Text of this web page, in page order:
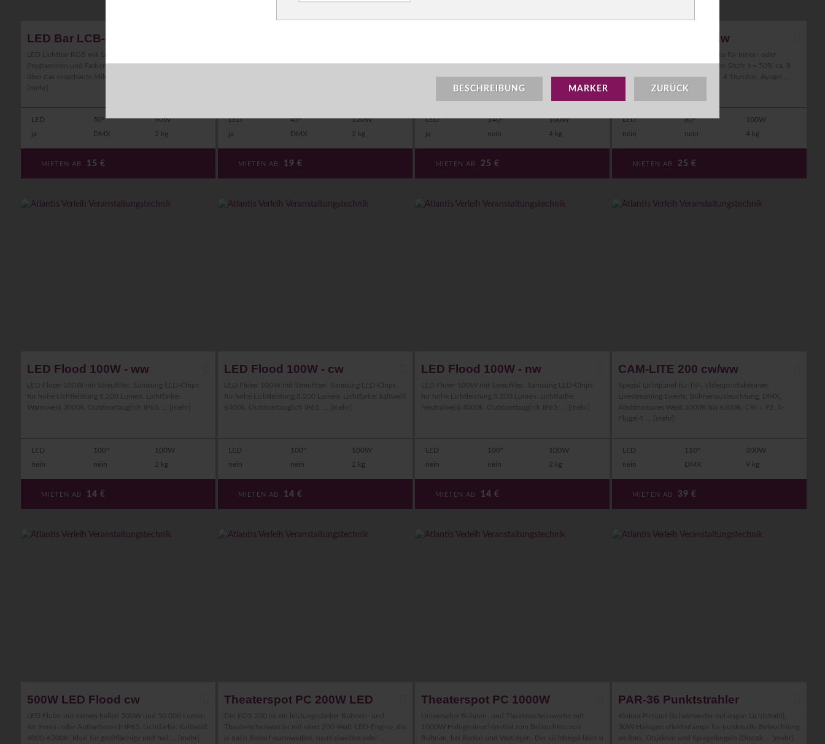
BESCHREIBUNG MARKER ZURÜCK
LED Bar LCB-252
LED Lichtbar RGB mit 1m Länge mit verschiedenen
Programmen und Farben. Reagiert auf Sound (Basstakt)
über das eingebaute Mikrofon. Steuerung: interne ...
[mehr]
LED 50°
90W
ja
DMX 2 kg
MIETEN AB 15 €
Highpower LEDs. Steuerung: per DMX512,
LED 45°
120W
ja
DMX 2 kg
MIETEN AB 19 €
Abstrahlwinkel: 120° Flood. Sehr kompakt und wenig
Gewicht. Farbe, Farbwechsel sind über Fernbedienun ...
LED 140°
100W
ja
nein 4 kg
MIETEN AB 25 €
Akku Flood 30W cw
Weißer LED Fluter 30W mit Akku für Innen- oder
Außenbereich IP65.|Leuchtdauer: Stufe II = 50% ca. 8
Stunden und Stufe I = 100% ca. 4 Stunden. Ausgel ...
LED 80°
100W
nein
nein 4 kg
MIETEN AB 25 €
LED Flood 100W - ww
LED Fluter 100W mit Streufilter. Samsung LED-Chips
für hohe Lichtleistung 8.200 Lumen. Lichtfarbe:
Warmweiß 3000k. Outdoortauglich IP65. ...
[mehr]
LED 100°
100W
nein
nein 2 kg
MIETEN AB 14 €
LED Flood 100W - cw
LED Fluter 100W mit Streufilter. Samsung LED-Chips
für hohe Lichtleistung 8.200 Lumen. Lichtfarbe: kaltweiß
6400k. Outdoortauglich IP65. ...
[mehr]
LED 100°
100W
nein
nein 2 kg
MIETEN AB 14 €
LED Flood 100W - nw
LED Fluter 100W mit Streufilter. Samsung LED-Chips
für hohe Lichtleistung 8.200 Lumen. Lichtfarbe:
Neutralweiß 4000k. Outdoortauglich IP65. ...
[mehr]
LED 100°
100W
nein
nein 2 kg
MIETEN AB 14 €
CAM-LITE 200 cw/ww
Spezial Lichtpanel für TV-, Videoproduktionen,
Livestreaming Events, Bühnenausleuchtung, DMX,
Abstimmbares Weiß 3000K bis 6300K, CRI = 92, 4-
Flügel-T ...
[mehr]
LED 110°
200W
nein
DMX 9 kg
MIETEN AB 39 €
500W LED Flood cw
LED Fluter mit extrem hellen 500W und 50.000 Lumen
für Innen- oder Außenbereich IP65. Lichtfarbe: Kaltweiß
6000-6500K. Ideal für großflächige und hell ...
[mehr]
Theaterspot PC 200W LED
Der FOS 200 ist ein leistungsstarker Bühnen- und
Theaterscheinwerfer mit einer 200-Watt-LED-Engine, die
je nach Bedarf warmweißes, neutralweißes oder ...
Theaterspot PC 1000W
Universeller Bühnen- und Theaterscheinwerfer mit
1000W Halogenleuchtmittel zum Beleuchten von
Bühnen, bei Reden und Vorträgen. Der Lichtkegel lässt si
PAR-36 Punktstrahler
Kleiner Pinspot (Scheinwerfer mit engen Lichtstrahl),
30W Halogenreflektorlampe für punktuelle Beleuchtung
an Bars, Objekten und Spiegelkugeln (Discok ...
[mehr]